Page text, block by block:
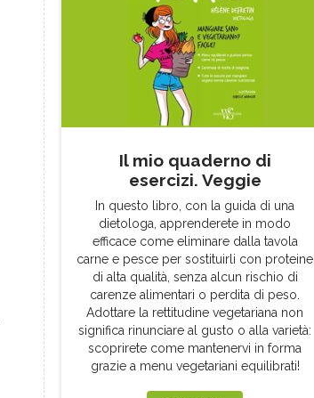
Il mio quaderno di
esercizi. Veggie
In questo libro, con la guida di una
dietologa, apprenderete in modo
efficace come eliminare dalla tavola
carne e pesce per sostituirli con proteine
di alta qualità, senza alcun rischio di
carenze alimentari o perdita di peso.
Adottare la rettitudine vegetariana non
significa rinunciare al gusto o alla varietà:
scoprirete come mantenervi in forma
grazie a menu vegetariani equilibrati!